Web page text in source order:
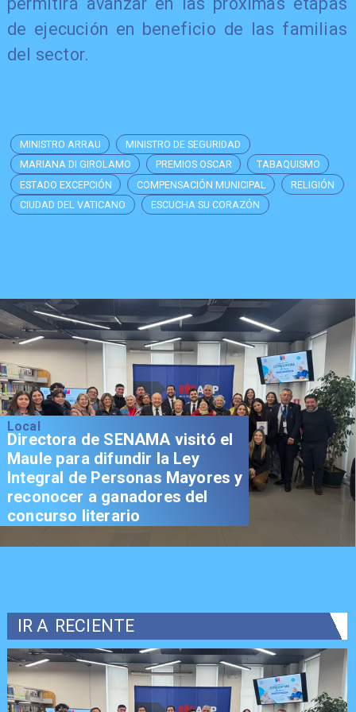
de ejecución en beneficio de las familias
del sector.
MINISTRO ARRAU
MINISTRO DE SEGURIDAD
MARIANA DI GIROLAMO
PREMIOS OSCAR
TABAQUISMO
ESTADO EXCEPCIÓN
COMPENSACIÓN MUNICIPAL
RELIGIÓN
CIUDAD DEL VATICANO
ESCUCHA SU CORAZÓN
Local
Directora de SENAMA visitó el
Maule para difundir la Ley
Integral de Personas Mayores y
reconocer a ganadores del
concurso literario
IR A RECIENTE